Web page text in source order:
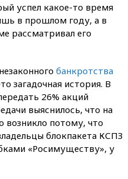
атак вглубь РФ
вчера, 21:35После пожара на
складе в Брянске возбудили
РФ по гимнастике получили
официальный отказ в визах от
Хорватии
вчера, 21:15Пентагон
опубликовал 16 новых видео с
НЛО
вчера, 21:00 На границе
успел какое-то время
в прошлом году, а в
рассматривал его
банкротства
загадочная история. В
26% акций
выяснилось, что на
возникло потому, что
блокпакета КСПЗ
«Росимуществу», у